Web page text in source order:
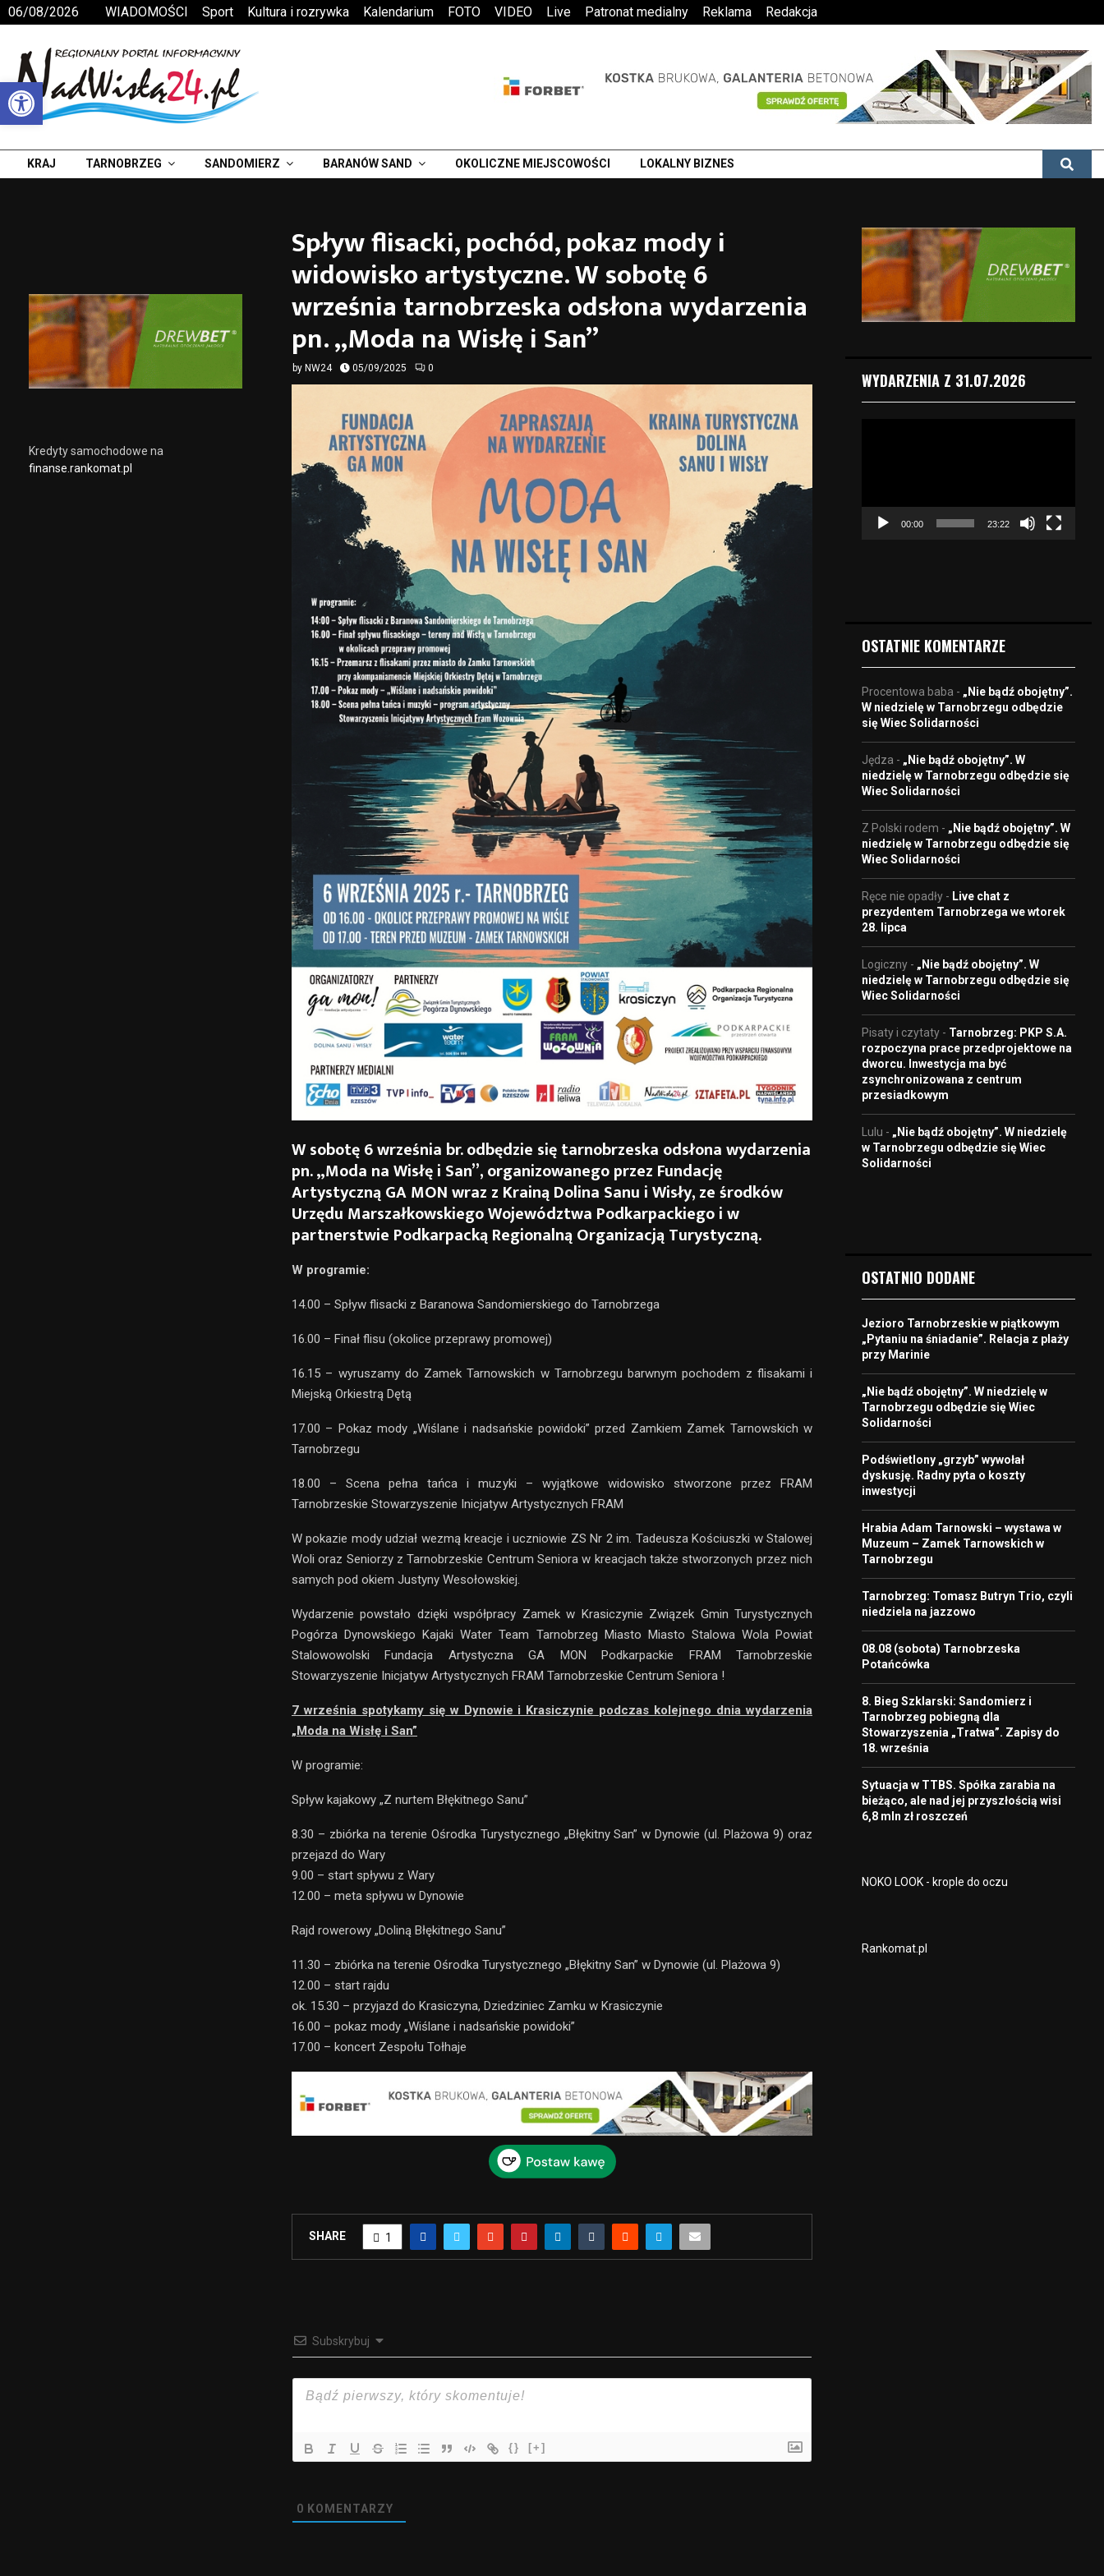
Otwórz pasek narzędzi
06/08/2026 WIADOMOŚCI Sport Kultura i rozrywka Kalendarium FOTO VIDEO Live Patronat medialny Reklama Redakcja
KRAJ TARNOBRZEG SANDOMIERZ BARANÓW SAND OKOLICZNE MIEJSCOWOŚCI LOKALNY BIZNES
Spływ flisacki, pochód, pokaz mody i
widowisko artystyczne. W sobotę 6
września tarnobrzeska odsłona wydarzenia
pn. „Moda na Wisłę i San”
by NW24 05/09/2025 0
W sobotę 6 września br. odbędzie się tarnobrzeska odsłona wydarzenia
pn. „Moda na Wisłę i San”, organizowanego przez Fundację
Artystyczną GA MON wraz z Krainą Dolina Sanu i Wisły, ze środków
Urzędu Marszałkowskiego Województwa Podkarpackiego i w
partnerstwie Podkarpacką Regionalną Organizacją Turystyczną.
W programie:
14.00 – Spływ flisacki z Baranowa Sandomierskiego do Tarnobrzega
16.00 – Finał flisu (okolice przeprawy promowej)
16.15 – wyruszamy do Zamek Tarnowskich w Tarnobrzegu barwnym pochodem z flisakami i
Miejską Orkiestrą Dętą
17.00 – Pokaz mody „Wiślane i nadsańskie powidoki” przed Zamkiem Zamek Tarnowskich w
Tarnobrzegu
18.00 – Scena pełna tańca i muzyki – wyjątkowe widowisko stworzone przez FRAM
Tarnobrzeskie Stowarzyszenie Inicjatyw Artystycznych FRAM
W pokazie mody udział wezmą kreacje i uczniowie ZS Nr 2 im. Tadeusza Kościuszki w Stalowej
Woli oraz Seniorzy z Tarnobrzeskie Centrum Seniora w kreacjach także stworzonych przez nich
samych pod okiem Justyny Wesołowskiej.
Wydarzenie powstało dzięki współpracy Zamek w Krasiczynie Związek Gmin Turystycznych
Pogórza Dynowskiego Kajaki Water Team Tarnobrzeg Miasto Miasto Stalowa Wola Powiat
Stalowowolski Fundacja Artystyczna GA MON Podkarpackie FRAM Tarnobrzeskie
Stowarzyszenie Inicjatyw Artystycznych FRAM Tarnobrzeskie Centrum Seniora !
7 września spotykamy się w Dynowie i Krasiczynie podczas kolejnego dnia wydarzenia
„Moda na Wisłę i San”
W programie:
Spływ kajakowy „Z nurtem Błękitnego Sanu”
8.30 – zbiórka na terenie Ośrodka Turystycznego „Błękitny San” w Dynowie (ul. Plażowa 9) oraz
przejazd do Wary
9.00 – start spływu z Wary
12.00 – meta spływu w Dynowie
Rajd rowerowy „Doliną Błękitnego Sanu”
11.30 – zbiórka na terenie Ośrodka Turystycznego „Błękitny San” w Dynowie (ul. Plażowa 9)
12.00 – start rajdu
ok. 15.30 – przyjazd do Krasiczyna, Dziedziniec Zamku w Krasiczynie
16.00 – pokaz mody „Wiślane i nadsańskie powidoki”
17.00 – koncert Zespołu Tołhaje
SHARE 1
Subskrybuj
{} [+]
0 KOMENTARZY
Kredyty samochodowe na
finanse.rankomat.pl
WYDARZENIA Z 31.07.2026
e
o
00:00 23:22
OSTATNIE KOMENTARZE
Procentowa baba - „Nie bądź obojętny”.
W niedzielę w Tarnobrzegu odbędzie
się Wiec Solidarności
Jędza - „Nie bądź obojętny”. W
niedzielę w Tarnobrzegu odbędzie się
Wiec Solidarności
Z Polski rodem - „Nie bądź obojętny”. W
niedzielę w Tarnobrzegu odbędzie się
Wiec Solidarności
Ręce nie opadły - Live chat z
prezydentem Tarnobrzega we wtorek
28. lipca
Logiczny - „Nie bądź obojętny”. W
niedzielę w Tarnobrzegu odbędzie się
Wiec Solidarności
Pisaty i czytaty - Tarnobrzeg: PKP S.A.
rozpoczyna prace przedprojektowe na
dworcu. Inwestycja ma być
zsynchronizowana z centrum
przesiadkowym
Lulu - „Nie bądź obojętny”. W niedzielę
w Tarnobrzegu odbędzie się Wiec
Solidarności
OSTATNIO DODANE
Jezioro Tarnobrzeskie w piątkowym
„Pytaniu na śniadanie”. Relacja z plaży
przy Marinie
„Nie bądź obojętny”. W niedzielę w
Tarnobrzegu odbędzie się Wiec
Solidarności
Podświetlony „grzyb” wywołał
dyskusję. Radny pyta o koszty
inwestycji
Hrabia Adam Tarnowski – wystawa w
Muzeum – Zamek Tarnowskich w
Tarnobrzegu
Tarnobrzeg: Tomasz Butryn Trio, czyli
niedziela na jazzowo
08.08 (sobota) Tarnobrzeska
Potańcówka
8. Bieg Szklarski: Sandomierz i
Tarnobrzeg pobiegną dla
Stowarzyszenia „Tratwa”. Zapisy do
18. września
Sytuacja w TTBS. Spółka zarabia na
bieżąco, ale nad jej przyszłością wisi
6,8 mln zł roszczeń
NOKO LOOK - krople do oczu
Rankomat.pl